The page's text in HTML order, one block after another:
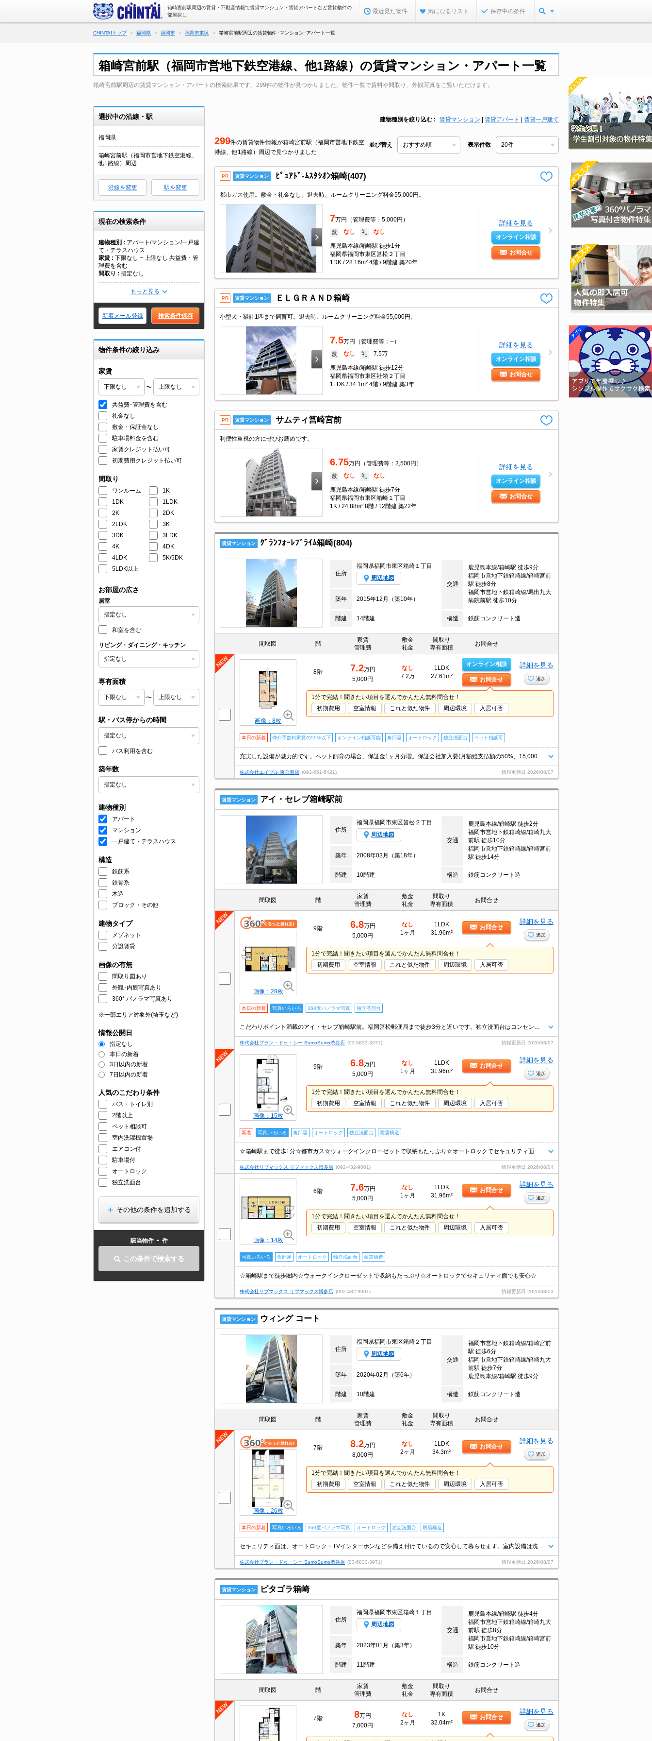
箱崎宮前駅周辺の賃貸・不動産情報で賃貸マンション・賃貸アパートなど賃貸物件の
部屋探し
最近見た物件 気になるリスト 保存中の条件
CHINTAIトップ 福岡県 福岡市 福岡市東区 箱崎宮前駅周辺の賃貸物件･マンション･アパート一覧
箱崎宮前駅（福岡市営地下鉄空港線、他1路線）の賃貸マンション・アパート一覧
箱崎宮前駅周辺の賃貸マンション・アパートの検索結果です。299件の物件が見つかりました。物件一覧で賃料や間取り、外観写真をご覧いただけます。
選択中の沿線・駅
福岡県
箱崎宮前駅（福岡市営地下鉄空港線、
他1路線）周辺
沿線を変更 駅を変更
現在の検索条件
建物種別
アパート/マンション/一戸建
て・テラスハウス
家賃
下限なし ~ 上限なし 共益費・管
理費を含む
間取り
指定なし
もっと見る
新着メール登録 検索条件保存
物件条件の絞り込み
家賃
〜
共益費･管理費を含む
礼金なし
敷金・保証金なし
駐車場料金を含む
家賃クレジット払い可
初期費用クレジット払い可
間取り
ワンルーム
1K
1DK
1LDK
2K
2DK
2LDK
3K
3DK
3LDK
4K
4DK
4LDK
5K/5DK
5LDK以上
お部屋の広さ
居室
和室を含む
リビング・ダイニング・キッチン
専有面積
〜
駅・バス停からの時間
バス利用を含む
築年数
建物種別
アパート
マンション
一戸建て・テラスハウス
構造
鉄筋系
鉄骨系
木造
ブロック・その他
建物タイプ
メゾネット
分譲賃貸
画像の有無
間取り図あり
外観･内観写真あり
360° パノラマ写真あり
※一部エリア対象外(埼玉など)
情報公開日
指定なし
本日の新着
3日以内の新着
7日以内の新着
人気のこだわり条件
バス・トイレ別
2階以上
ペット相談可
室内洗濯機置場
エアコン付
駐車場付
オートロック
独立洗面台
その他の条件を追加する
該当物件 - 件
この条件で検索する
建物種別を絞り込む 賃貸マンション 賃貸アパート 賃貸一戸建て
299件の賃貸物件情報が箱崎宮前駅（福岡市営地下鉄空
港線、他1路線）周辺で見つかりました
並び替え 表示件数
PR 賃貸マンション ﾋﾟｭｱﾄﾞ-ﾑｽﾀｼｵﾝ箱崎(407)
都市ガス使用。敷金・礼金なし。退去時、ルームクリーニング料金55,000円。
7万円（管理費等：5,000円）
敷 なし 礼 なし
鹿児島本線/箱崎駅 徒歩1分
福岡県福岡市東区筥松２丁目
1DK / 28.16m² 4階 / 9階建 築20年
詳細を見る
オンライン相談
お問合せ
PR 賃貸マンション ＥＬＧＲＡＮＤ箱崎
小型犬・猫計1匹まで飼育可。退去時、ルームクリーニング料金55,000円。
7.5万円（管理費等：--）
敷 なし 礼 7.5万
鹿児島本線/箱崎駅 徒歩12分
福岡県福岡市東区社領２丁目
1LDK / 34.1m² 4階 / 9階建 築3年
詳細を見る
オンライン相談
お問合せ
PR 賃貸マンション サムティ筥崎宮前
利便性重視の方にぜひお薦めです。
6.75万円（管理費等：3,500円）
敷 なし 礼 なし
鹿児島本線/箱崎駅 徒歩7分
福岡県福岡市東区箱崎１丁目
1K / 24.88m² 8階 / 12階建 築22年
詳細を見る
オンライン相談
お問合せ
賃貸マンション ｸﾞﾗﾝﾌｫｰﾚﾌﾟﾗｲﾑ箱崎(804)
住所
福岡県福岡市東区箱崎１丁目
周辺地図
交通
鹿児島本線/箱崎駅 徒歩9分
福岡市営地下鉄箱崎線/箱崎宮前
駅 徒歩8分
福岡市営地下鉄箱崎線/馬出九大
病院前駅 徒歩10分
築年 2015年12月（築10年）
階建 14階建 構造 鉄筋コンクリート造
間取図 階
家賃
管理費
敷金
礼金
間取り
専有面積
お問合せ
画像：8枚
8階 7.2万円
5,000円
なし
7.2万
1LDK
27.61m²
オンライン相談
お問合せ
詳細を見る
追加
1分で完結！聞きたい項目を選んでかんたん無料問合せ！
初期費用
空室情報 これと似た物件 周辺環境 入居可否
本日の新着 仲介手数料家賃の55%以下 オンライン相談可能 角部屋 オートロック 独立洗面台 ペット相談可
株式会社エイブル 東公園店 (092-651-5421) 情報更新日 2026/08/07
賃貸マンション アイ・セレブ箱崎駅前
住所
福岡県福岡市東区筥松２丁目
周辺地図
交通
鹿児島本線/箱崎駅 徒歩2分
福岡市営地下鉄箱崎線/箱崎九大
前駅 徒歩10分
福岡市営地下鉄箱崎線/箱崎宮前
駅 徒歩14分
築年 2008年03月（築18年）
階建 10階建 構造 鉄筋コンクリート造
間取図 階
家賃
管理費
敷金
礼金
間取り
専有面積
お問合せ
画像：28枚
9階 6.8万円
5,000円
なし
1ヶ月
1LDK
31.96m²
お問合せ
詳細を見る
追加
1分で完結！聞きたい項目を選んでかんたん無料問合せ！
初期費用
空室情報 これと似た物件 周辺環境 入居可否
本日の新着 写真いろいろ 360度パノラマ写真 独立洗面台
株式会社プラン・ドゥ・シー SumoSumo渋谷店 (03-6833-3971) 情報更新日 2026/08/07
画像：15枚
9階 6.8万円
5,000円
なし
1ヶ月
1LDK
31.96m²
お問合せ
詳細を見る
追加
1分で完結！聞きたい項目を選んでかんたん無料問合せ！
初期費用
空室情報 これと似た物件 周辺環境 入居可否
新着 写真いろいろ 角部屋 オートロック 独立洗面台 耐震構造
株式会社リブマックス リブマックス博多店 (092-432-9001) 情報更新日 2026/08/04
画像：14枚
6階 7.6万円
5,000円
なし
1ヶ月
1LDK
31.96m²
お問合せ
詳細を見る
追加
1分で完結！聞きたい項目を選んでかんたん無料問合せ！
初期費用
空室情報 これと似た物件 周辺環境 入居可否
写真いろいろ 角部屋 オートロック 独立洗面台 耐震構造
☆箱崎駅まで徒歩圏内☆ウォークインクローゼットで収納もたっぷり☆オートロックでセキュリティ面でも安心☆
株式会社リブマックス リブマックス博多店 (092-432-9001) 情報更新日 2026/08/03
賃貸マンション ウィング コート
住所
福岡県福岡市東区箱崎２丁目
周辺地図
交通
福岡市営地下鉄箱崎線/箱崎宮前
駅 徒歩6分
福岡市営地下鉄箱崎線/箱崎九大
前駅 徒歩7分
鹿児島本線/箱崎駅 徒歩9分
築年 2020年02月（築6年）
階建 10階建 構造 鉄筋コンクリート造
間取図 階
家賃
管理費
敷金
礼金
間取り
専有面積
お問合せ
画像：26枚
7階 8.2万円
8,000円
なし
2ヶ月
1LDK
34.3m²
お問合せ
詳細を見る
追加
1分で完結！聞きたい項目を選んでかんたん無料問合せ！
初期費用
空室情報 これと似た物件 周辺環境 入居可否
本日の新着 写真いろいろ 360度パノラマ写真 オートロック 独立洗面台 耐震構造
株式会社プラン・ドゥ・シー SumoSumo渋谷店 (03-6833-3971) 情報更新日 2026/08/07
賃貸マンション ピタゴラ箱崎
住所
福岡県福岡市東区箱崎１丁目
周辺地図
交通
鹿児島本線/箱崎駅 徒歩4分
福岡市営地下鉄箱崎線/箱崎九大
前駅 徒歩8分
福岡市営地下鉄箱崎線/箱崎宮前
駅 徒歩10分
築年 2023年01月（築3年）
階建 11階建 構造 鉄筋コンクリート造
間取図 階
家賃
管理費
敷金
礼金
間取り
専有面積
お問合せ
7階 8万円
7,000円
なし
2ヶ月
1K
32.04m²
お問合せ
詳細を見る
追加